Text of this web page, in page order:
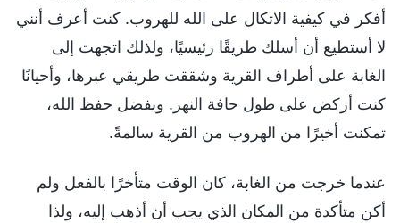
أفكر في كيفية الاتكال على الله للهروب. كنت أعرف أنني
لا أستطيع أن أسلك طريقًا رئيسيًا، ولذلك اتجهت إلى
الغابة على أطراف القرية وشققت طريقي عبرها، وأحيانًا
كنت أركض على طول حافة النهر. وبفضل حفظ الله،
تمكنت أخيرًا من الهروب من القرية سالمةً.
عندما خرجت من الغابة، كان الوقت متأخرًا بالفعل ولم
أكن متأكدة من المكان الذي يجب أن أذهب إليه، ولذا